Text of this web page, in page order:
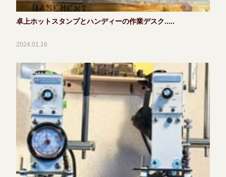
卓上ホットスタンプとハンディーの作業デスク.....
2024.01.16